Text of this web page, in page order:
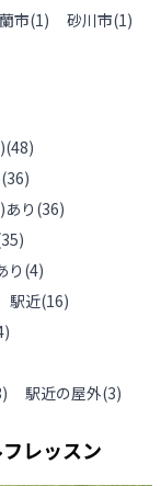
市(1) 砂川市(1)
(48)
(36)
り (36)
35)
り (4)
駅近(16)
)
) 駅近の屋外(3)
レッスン